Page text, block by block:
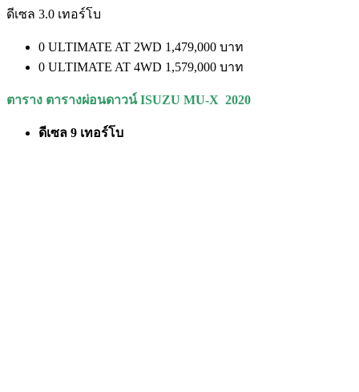
ดีเซล 3.0 เทอร์โบ
0 ULTIMATE AT 2WD 1,479,000 บาท
0 ULTIMATE AT 4WD 1,579,000 บาท
ตาราง ตารางผ่อนดาวน์ISUZU MU-X 2020
ดีเซล 9 เทอร์โบ